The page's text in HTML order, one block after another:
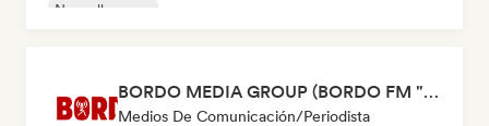
Nouvelle scene
BORDO MEDIA GROUP (BORDO FM "radio", BORDO Music Mag, BORDO TV)
Medios De Comunicación/Periodista